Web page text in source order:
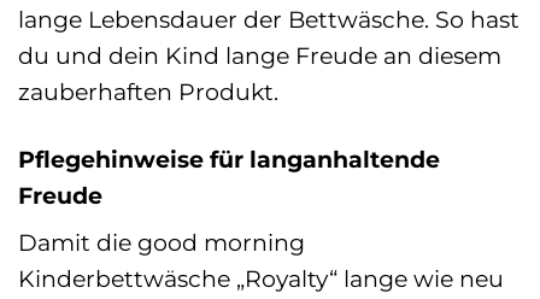
lange Lebensdauer der Bettwäsche. So hast
du und dein Kind lange Freude an diesem
zauberhaften Produkt.
Pflegehinweise für langanhaltende
Freude
Damit die good morning
Kinderbettwäsche „Royalty“ lange wie neu